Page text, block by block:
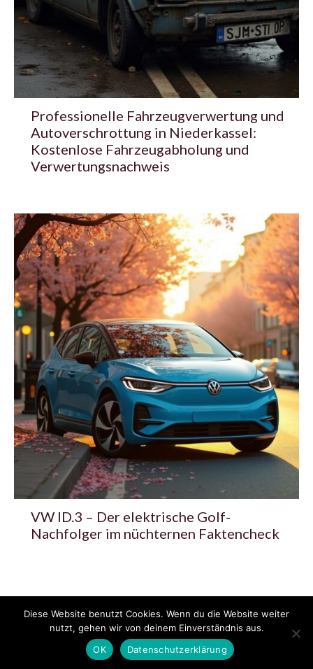
Professionelle Fahrzeugverwertung und
Autoverschrottung in Niederkassel:
Kostenlose Fahrzeugabholung und
Verwertungsnachweis
VW ID.3 – Der elektrische Golf-
Nachfolger im nüchternen Faktencheck
© 2020 - 2025 Copyright - KFZzeitung.com
Datenschutzerklärung FAQ Kontakt Impressum
Pressemitteilung veröffentlichen
Diese Website benutzt Cookies. Wenn du die Website weiter
nutzt, gehen wir von deinem Einverständnis aus.
OK
Datenschutzerklärung